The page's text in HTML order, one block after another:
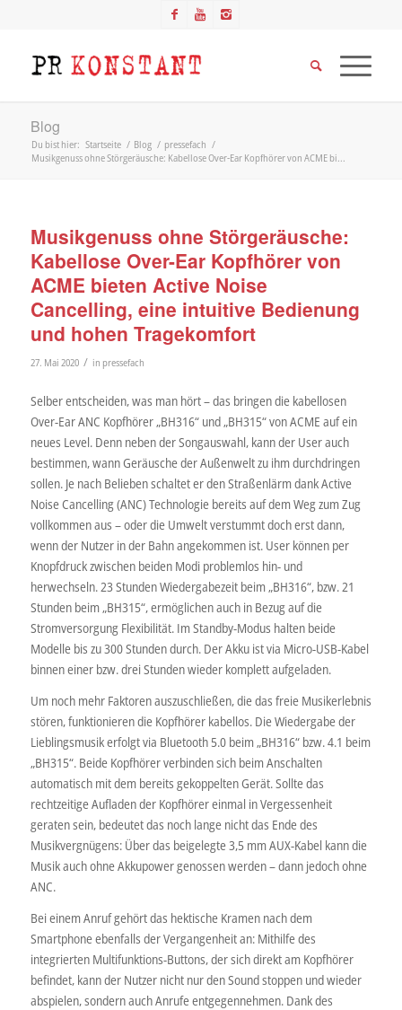
Blog
Du bist hier: Startseite / Blog / pressefach /
Musikgenuss ohne Störgeräusche: Kabellose Over-Ear Kopfhörer von ACME bi...
Musikgenuss ohne Störgeräusche:
Kabellose Over-Ear Kopfhörer von
ACME bieten Active Noise
Cancelling, eine intuitive Bedienung
und hohen Tragekomfort
27. Mai 2020 / in pressefach
Selber entscheiden, was man hört – das bringen die kabellosen
Over-Ear ANC Kopfhörer „BH316“ und „BH315“ von ACME auf ein
neues Level. Denn neben der Songauswahl, kann der User auch
bestimmen, wann Geräusche der Außenwelt zu ihm durchdringen
sollen. Je nach Belieben schaltet er den Straßenlärm dank Active
Noise Cancelling (ANC) Technologie bereits auf dem Weg zum Zug
vollkommen aus – oder die Umwelt verstummt doch erst dann,
wenn der Nutzer in der Bahn angekommen ist. User können per
Knopfdruck zwischen beiden Modi problemlos hin- und
herwechseln. 23 Stunden Wiedergabezeit beim „BH316“, bzw. 21
Stunden beim „BH315“, ermöglichen auch in Bezug auf die
Stromversorgung Flexibilität. Im Standby-Modus halten beide
Modelle bis zu 300 Stunden durch. Der Akku ist via Micro-USB-Kabel
binnen einer bzw. drei Stunden wieder komplett aufgeladen.
Um noch mehr Faktoren auszuschließen, die das freie Musikerlebnis
stören, funktionieren die Kopfhörer kabellos. Die Wiedergabe der
Lieblingsmusik erfolgt via Bluetooth 5.0 beim „BH316“ bzw. 4.1 beim
„BH315“. Beide Kopfhörer verbinden sich beim Anschalten
automatisch mit dem bereits gekoppelten Gerät. Sollte das
rechtzeitige Aufladen der Kopfhörer einmal in Vergessenheit
geraten sein, bedeutet das noch lange nicht das Ende des
Musikvergnügens: Über das beigelegte 3,5 mm AUX-Kabel kann die
Musik auch ohne Akkupower genossen werden – dann jedoch ohne
ANC.
Bei einem Anruf gehört das hektische Kramen nach dem
Smartphone ebenfalls der Vergangenheit an: Mithilfe des
integrierten Multifunktions-Buttons, der sich direkt am Kopfhörer
befindet, kann der Nutzer nicht nur den Sound stoppen und wieder
abspielen, sondern auch Anrufe entgegennehmen. Dank des